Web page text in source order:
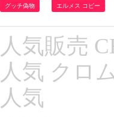
グッチ偽物 エルメス コピー
人気販売
人気 クロ
人気